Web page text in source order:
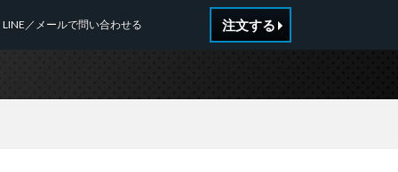
LINE／メールで問い合わせる 注文する